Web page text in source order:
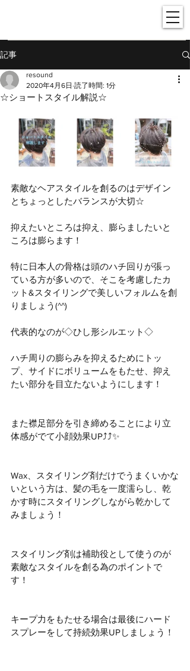
記事
☆ショートスタイル解説☆
resound
2020年4月6日 読了時間: 1分
素敵なヘアスタイルを創るのはデザイン
とちょっとしたバランスが大切☆
抑えたいところは抑え、膨らましたいと
ころは膨らます！
特に日本人の骨格は頭のハチ回りが張っ
ている方が多いので、そこを考慮したカ
ット&スタイリングで美しいフォルムを創
りましょう(^^)
代表的なのが◇ひし形シルエット◇
ハチ周りの膨らみを抑えるためにトッ
プ、サイドにボリュームをもたせ、抑え
たい部分を目立たないようにします！
また襟足部分を引き締めることにより立
体感がでて小顔効果UP⤴︎⤴︎✨
Wax、スタイリング剤だけでうまくいかな
いという方は、髪の毛を一度濡らし、乾
かす時にスタイリングしながら乾かして
みましょう！
スタイリング剤は補助役として使うのが
素敵なスタイルを創る為のポイントで
す！
キープ力をもたせる場合は最後にハード
スプレーをして持続効果UPしましょう！